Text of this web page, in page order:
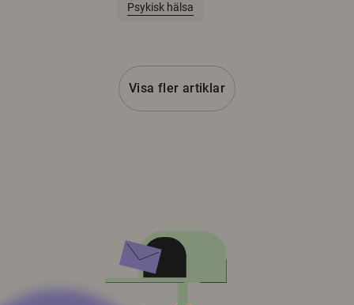
Psykisk hälsa
Visa fler artiklar